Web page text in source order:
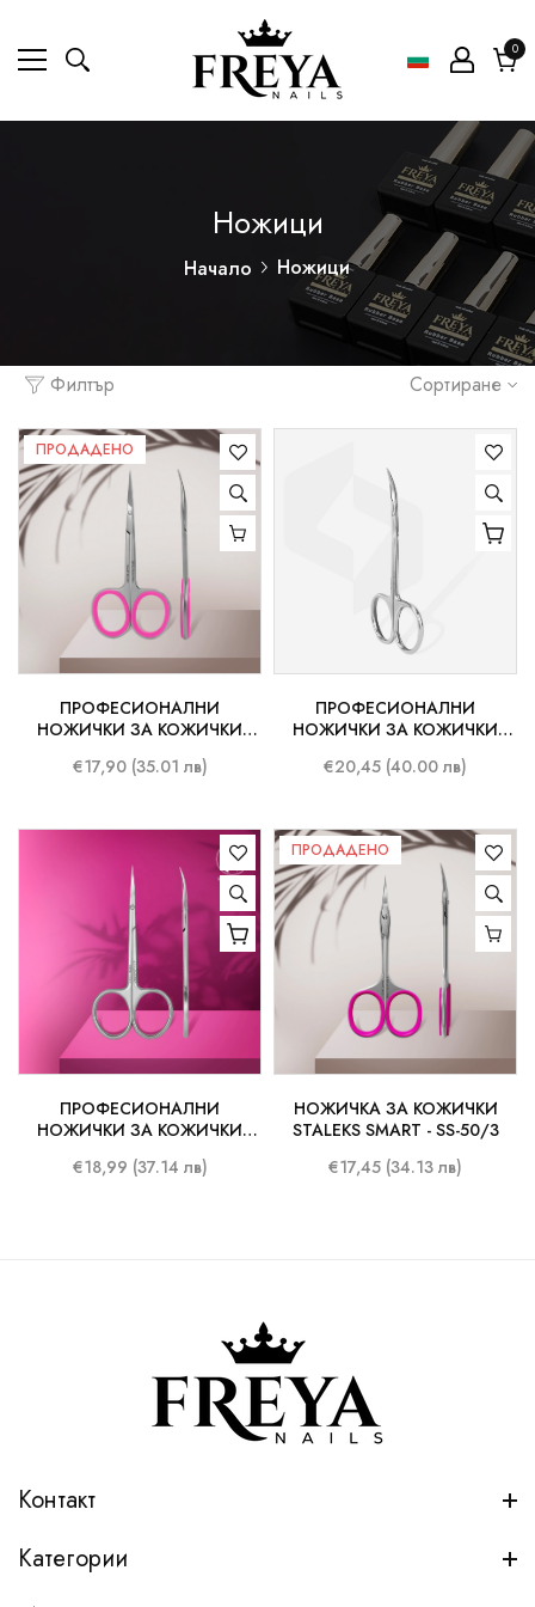
00
Ножици
Начало Ножици
Филтър Сортиране
ПРОДАДЕНО
ПРОФЕСИОНАЛНИ
НОЖИЧКИ ЗА КОЖИЧКИ
€17,90 (35.01 лв)
ПРОФЕСИОНАЛНИ
НОЖИЧКИ ЗА КОЖИЧКИ
€20,45 (40.00 лв)
ПРОФЕСИОНАЛНИ
НОЖИЧКИ ЗА КОЖИЧКИ
€18,99 (37.14 лв)
ПРОДАДЕНО
НОЖИЧКА ЗА КОЖИЧКИ
STALEKS SMART - SS-50/3
€17,45 (34.13 лв)
Контакт
Категории